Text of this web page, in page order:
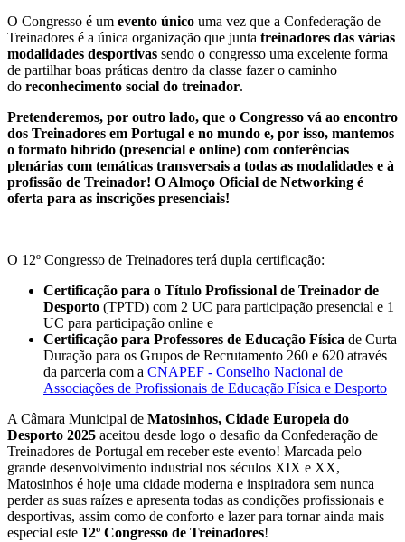
O Congresso é um evento único uma vez que a Confederação de
Treinadores é a única organização que junta treinadores das várias
modalidades desportivas sendo o congresso uma excelente forma
de partilhar boas práticas dentro da classe fazer o caminho
do reconhecimento social do treinador.
Pretenderemos, por outro lado, que o Congresso vá ao encontro
dos Treinadores em Portugal e no mundo e, por isso, mantemos
o formato híbrido (presencial e online) com conferências
plenárias com temáticas transversais a todas as modalidades e à
profissão de Treinador! O Almoço Oficial de Networking é
oferta para as inscrições presenciais!
O 12º Congresso de Treinadores terá dupla certificação:
Certificação para o Título Profissional de Treinador de
Desporto (TPTD) com 2 UC para participação presencial e 1
UC para participação online e
Certificação para Professores de Educação Física de Curta
Duração para os Grupos de Recrutamento 260 e 620 através
da parceria com a CNAPEF - Conselho Nacional de
Associações de Profissionais de Educação Física e Desporto
A Câmara Municipal de Matosinhos, Cidade Europeia do
Desporto 2025 aceitou desde logo o desafio da Confederação de
Treinadores de Portugal em receber este evento! Marcada pelo
grande desenvolvimento industrial nos séculos XIX e XX,
Matosinhos é hoje uma cidade moderna e inspiradora sem nunca
perder as suas raízes e apresenta todas as condições profissionais e
desportivas, assim como de conforto e lazer para tornar ainda mais
especial este 12º Congresso de Treinadores!